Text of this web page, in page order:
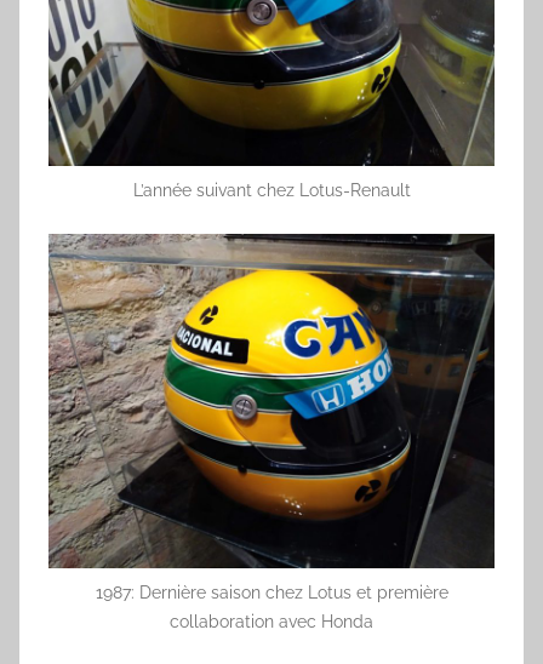
L’année suivant chez Lotus-Renault
1987: Dernière saison chez Lotus et première
collaboration avec Honda